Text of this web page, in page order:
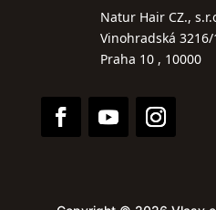
Natur Hair CZ.,
Vinohradská 3216/
Praha 10 , 10000